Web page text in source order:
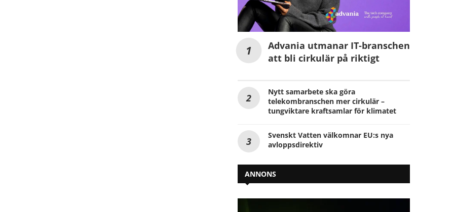
Advania utmanar IT-branschen
att bli cirkulär på riktigt
Nytt samarbete ska göra
telekombranschen mer cirkulär –
tungviktare kraftsamlar för klimatet
Svenskt Vatten välkomnar EU:s nya
avloppsdirektiv
ANNONS